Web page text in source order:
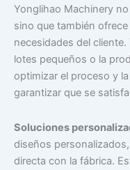
Yonglihao Machinery
sino que también
necesidades del
lotes pequeños o la
optimizar el proceso y
garantizar que se
Soluciones
diseños
directa con la fábrica.